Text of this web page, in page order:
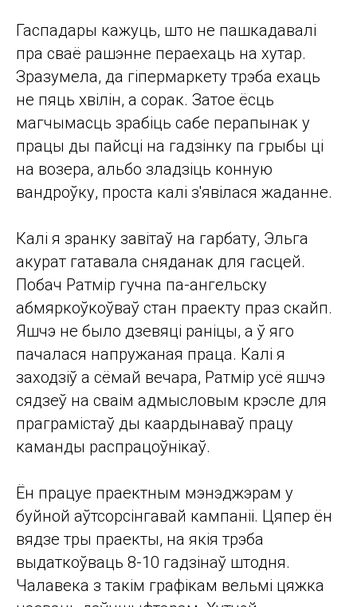
Гаспадары кажуць, што не пашкадавалі
пра сваё рашэнне пераехаць на хутар.
Зразумела, да гіпермаркету трэба ехаць
не пяць хвілін, а сорак. Затое ёсць
магчымасць зрабіць сабе перапынак у
працы ды пайсці на гадзінку па грыбы ці
на возера, альбо зладзіць конную
вандроўку, проста калі з'явілася жаданне.
Калі я зранку завітаў на гарбату, Эльга
акурат гатавала сняданак для гасцей.
Побач Ратмір гучна па-ангельску
абмяркоўкоўваў стан праекту праз скайп.
Яшчэ не было дзевяці раніцы, а ў яго
пачалася напружаная праца. Калі я
заходзіў а сёмай вечара, Ратмір усё яшчэ
сядзеў на сваім адмысловым крэсле для
праграмістаў ды каардынаваў працу
каманды распрацоўнікаў.
Ён працуе праектным мэнэджэрам у
буйной аўтсорсінгавай кампаніі. Цяпер ён
вядзе тры праекты, на якія трэба
выдаткоўваць 8-10 гадзінаў штодня.
Чалавека з такім графікам вельмі цяжка